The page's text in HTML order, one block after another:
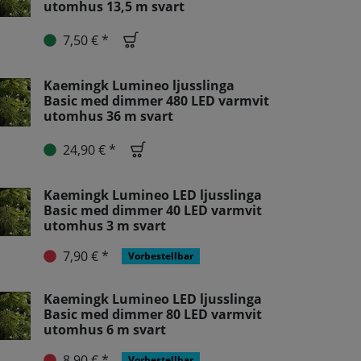
utomhus 13,5 m svart
7,50 € *
Kaemingk Lumineo ljusslinga
Basic med dimmer 480 LED varmvit
utomhus 36 m svart
24,90 € *
Kaemingk Lumineo LED ljusslinga
Basic med dimmer 40 LED varmvit
utomhus 3 m svart
7,90 € *
Vorbestellbar
Kaemingk Lumineo LED ljusslinga
Basic med dimmer 80 LED varmvit
utomhus 6 m svart